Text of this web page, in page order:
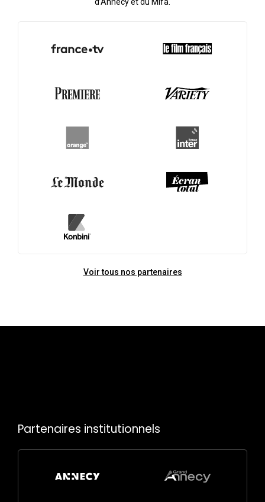
d’Annecy et du Mifa.
Voir tous nos partenaires
Partenaires institutionnels